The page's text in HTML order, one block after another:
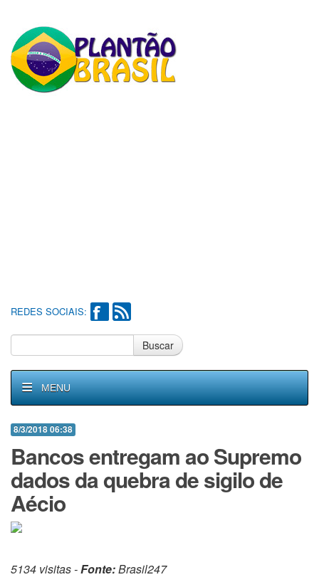
REDES SOCIAIS:
Buscar
MENU
8/3/2018 06:38
Bancos entregam ao Supremo
dados da quebra de sigilo de
Aécio
5134 visitas -Fonte:Brasil247